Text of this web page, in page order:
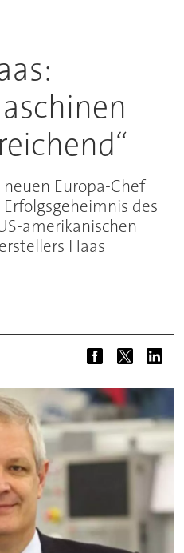
Europa-Chef
des
amerikanischen
Haas